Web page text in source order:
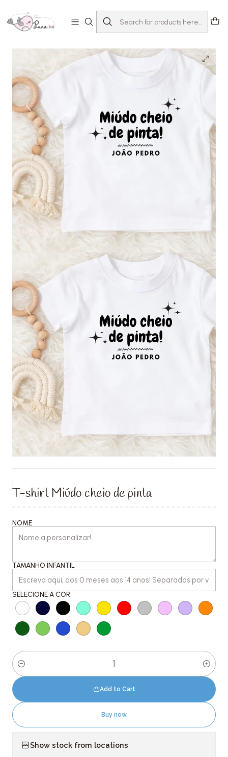
T-shirts com Mensagem
Dia-a-dia
T-shirt Miúdo cheio de pinta
|
T-shirt Miúdo cheio de pinta
NOME
TAMANHO INFANTIL
SELECIONE A COR
Quantity
Add to Cart
Buy now
Show stock from locations